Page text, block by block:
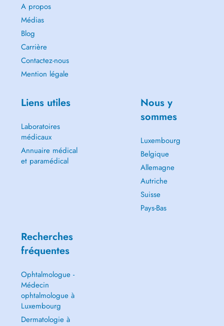
A propos
Médias
Blog
Carrière
Contactez-nous
Mention légale
Liens utiles
Laboratoires
médicaux
Annuaire médical
et paramédical
Nous y
sommes
Luxembourg
Belgique
Allemagne
Autriche
Suisse
Pays-Bas
Recherches
fréquentes
Ophtalmologue -
Médecin
ophtalmologue à
Luxembourg
Dermatologie à